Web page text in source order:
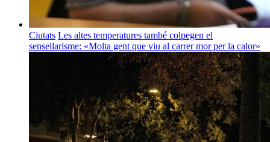
Ciutats Les altes temperatures també colpegen el
sensellarisme: «Molta gent que viu al carrer mor per la calor»